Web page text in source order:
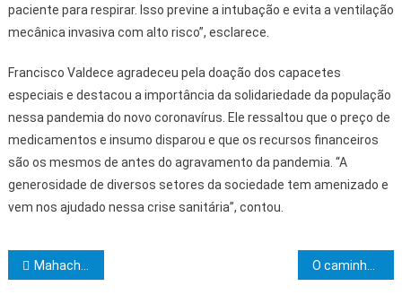
paciente para respirar. Isso previne a intubação e evita a ventilação
mecânica invasiva com alto risco”, esclarece.
Francisco Valdece agradeceu pela doação dos capacetes
especiais e destacou a importância da solidariedade da população
nessa pandemia do novo coronavírus. Ele ressaltou que o preço de
medicamentos e insumo disparou e que os recursos financeiros
são os mesmos de antes do agravamento da pandemia. “A
generosidade de diversos setores da sociedade tem amenizado e
vem nos ajudado nessa crise sanitária”, contou.
Navegação de Post
Mahachoan promove doação para famílias carentes